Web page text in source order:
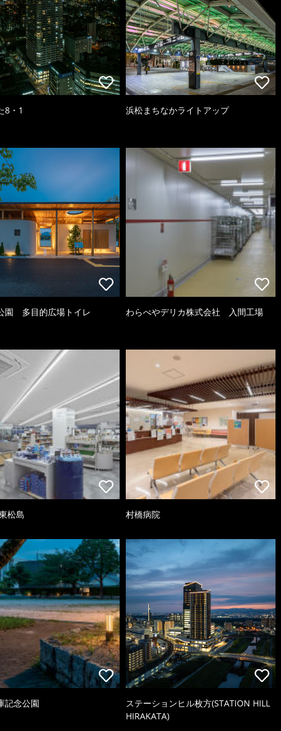
8・1 浜松まちなかライトアップ
園 多目的広場トイレ わらべやデリカ株式会社 入間工場
松島 村橋病院
記念公園
ステーションヒル枚方(STATION HILL
HIRAKATA)